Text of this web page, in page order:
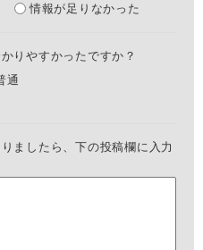
情報が足りなかった
りやすかったですか？
通
ましたら、下の投稿欄に入力